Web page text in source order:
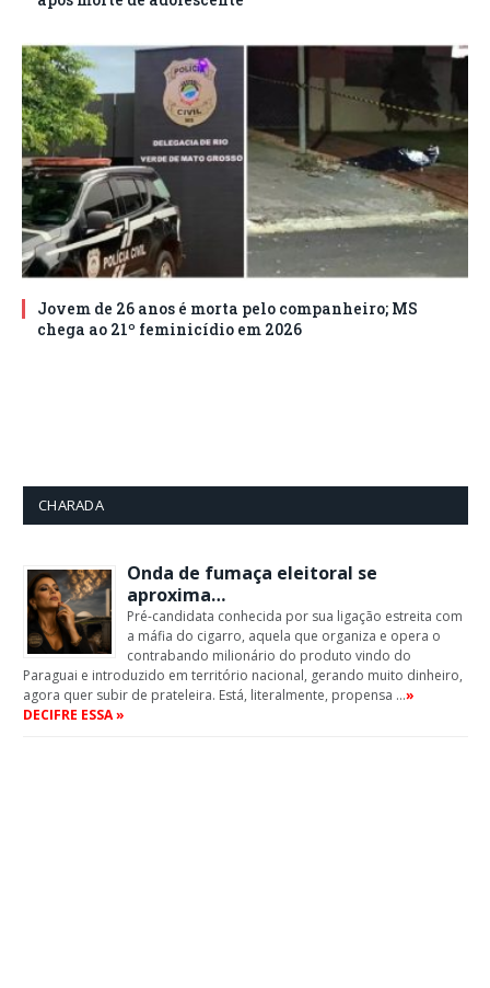
Jovem de 26 anos é morta pelo companheiro; MS
chega ao 21º feminicídio em 2026
CHARADA
Onda de fumaça eleitoral se
aproxima…
Pré-candidata conhecida por sua ligação estreita com
a máfia do cigarro, aquela que organiza e opera o
contrabando milionário do produto vindo do
Paraguai e introduzido em território nacional, gerando muito dinheiro,
agora quer subir de prateleira. Está, literalmente, propensa …»
DECIFRE ESSA »